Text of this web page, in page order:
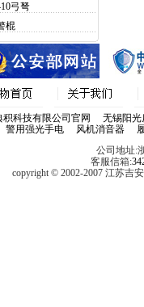
弓弩
棍
积科技有限公司官网 无锡阳光
警用强光手电 风机消音器
公司地址:
客服信箱:
copyright © 2002-2007 江苏吉